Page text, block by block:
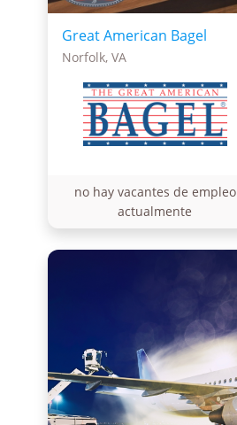
Great American Bagel
Norfolk, VA
no hay vacantes de empleo
actualmente